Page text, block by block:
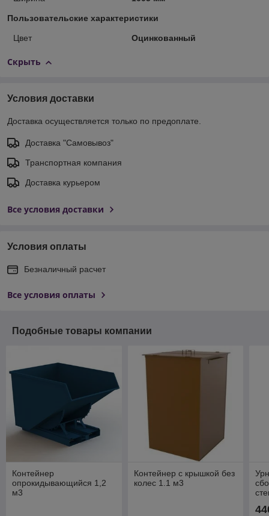
Пользовательские характеристики
Цвет Оцинкованный
Скрыть
Условия доставки
Доставка осуществляется только по предоплате.
Доставка "Самовывоз"
Транспортная компания
Доставка курьером
Все условия доставки
Условия оплаты
Безналичный расчет
Все условия оплаты
Подобные товары компании
Контейнер
опрокидывающийся 1,2
м3
Контейнер с крышкой без
колес 1.1 м3